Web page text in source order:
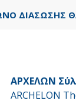
ΔΙΑΣΩΣΗΣ
ΑΡΧΕΛΩΝ
ARCHELON